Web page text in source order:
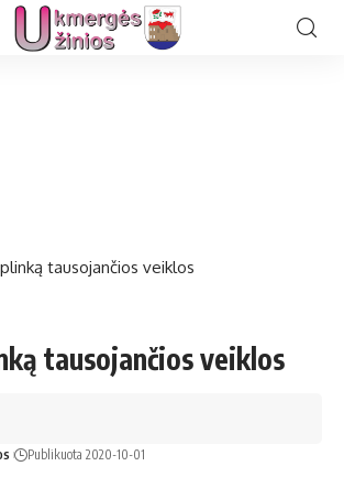
tausojančios veiklos
tausojančios veiklos
Publikuota 2020-10-01